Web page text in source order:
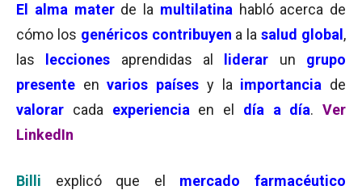
El alma mater de la multilatina habló acerca de
cómo los genéricos contribuyen a lasalud global ,
las
lecciones aprendidas al liderar un grupo
presente envarios países y la importancia de
valorar cada experiencia en el día a día. Ver
LinkedIn
Billi explicó que el mercado farmacéutico